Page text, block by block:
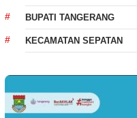
BUPATI TANGERANG
KECAMATAN SEPATAN